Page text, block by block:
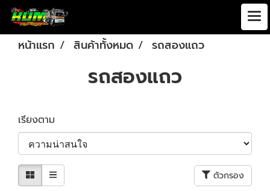
หน้าแรก สินค้าทั้งหมด รถสองแถว
รถสองแถว
เรียงตาม
ตัวกรอง